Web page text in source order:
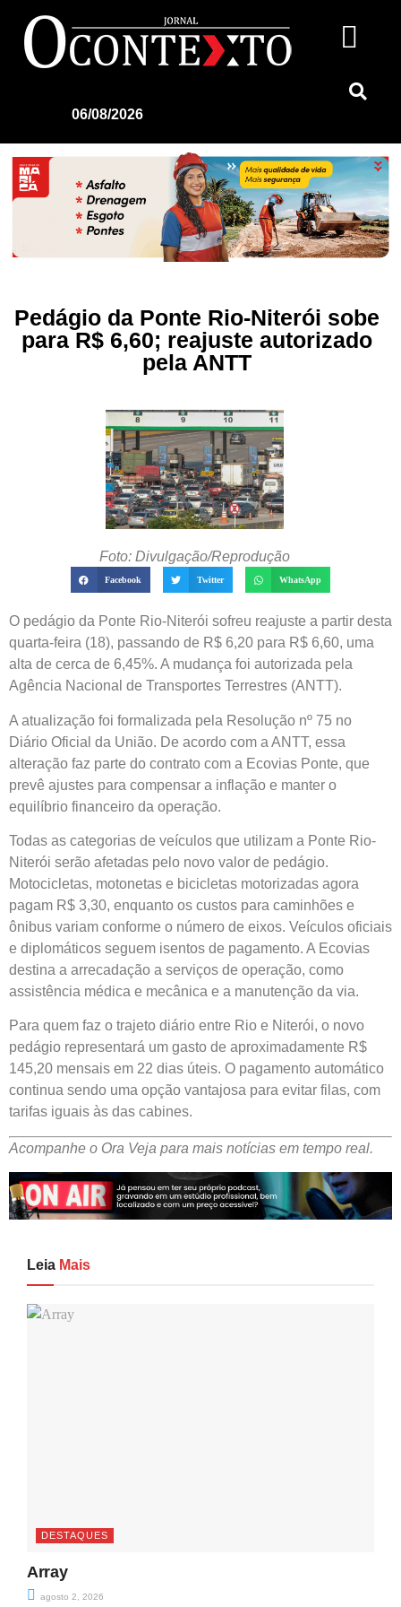
06/08/2026
Pedágio da Ponte Rio-Niterói sobe
para R$ 6,60; reajuste autorizado
pela ANTT
Foto: Divulgação/Reprodução
Facebook Twitter WhatsApp
O pedágio da Ponte Rio-Niterói sofreu reajuste a partir desta
quarta-feira (18), passando de R$ 6,20 para R$ 6,60, uma
alta de cerca de 6,45%. A mudança foi autorizada pela
Agência Nacional de Transportes Terrestres (ANTT).
A atualização foi formalizada pela Resolução nº 75 no
Diário Oficial da União. De acordo com a ANTT, essa
alteração faz parte do contrato com a Ecovias Ponte, que
prevê ajustes para compensar a inflação e manter o
equilíbrio financeiro da operação.
Todas as categorias de veículos que utilizam a Ponte Rio-
Niterói serão afetadas pelo novo valor de pedágio.
Motocicletas, motonetas e bicicletas motorizadas agora
pagam R$ 3,30, enquanto os custos para caminhões e
ônibus variam conforme o número de eixos. Veículos oficiais
e diplomáticos seguem isentos de pagamento. A Ecovias
destina a arrecadação a serviços de operação, como
assistência médica e mecânica e a manutenção da via.
Para quem faz o trajeto diário entre Rio e Niterói, o novo
pedágio representará um gasto de aproximadamente R$
145,20 mensais em 22 dias úteis. O pagamento automático
continua sendo uma opção vantajosa para evitar filas, com
tarifas iguais às das cabines.
Acompanhe o Ora Veja para mais notícias em tempo real.
Leia Mais
DESTAQUES
Array
agosto 2, 2026